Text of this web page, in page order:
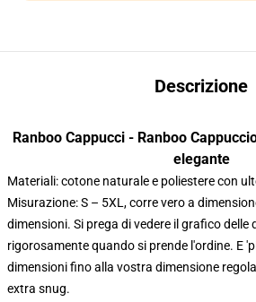
Descrizione
Ranboo Cappucci - Ranboo
elegante
Materiali: cotone naturale e poliestere con
Misurazione: S – 5XL, corre vero a
dimensioni. Si prega di vedere il grafico delle
rigorosamente quando si prende l'ordine. E
dimensioni fino alla vostra dimensione
extra snug.